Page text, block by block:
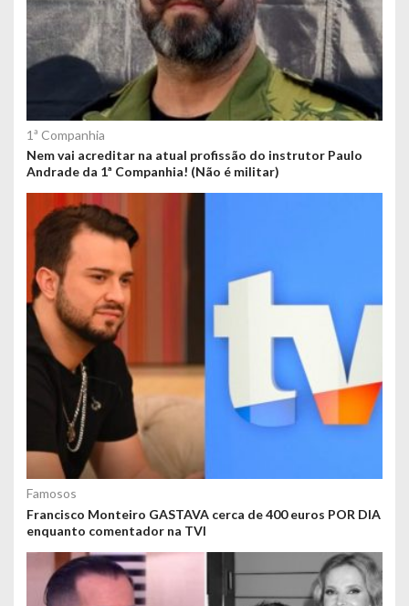
1ª Companhia
Nem vai acreditar na atual profissão do instrutor Paulo
Andrade da 1ª Companhia! (Não é militar)
Famosos
Francisco Monteiro GASTAVA cerca de 400 euros POR DIA
enquanto comentador na TVI